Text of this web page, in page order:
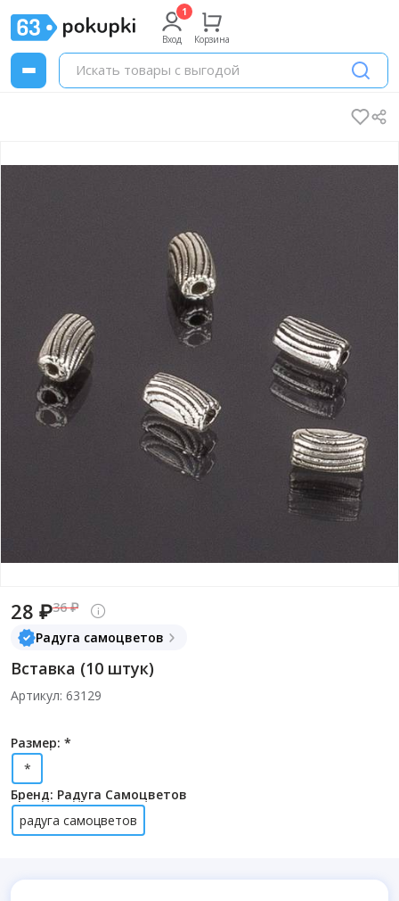
Вход Корзина
28 ₽36 ₽
Радуга самоцветов
Вставка (10 штук)
Артикул: 63129
Размер: *
*
Бренд: Радуга Самоцветов
радуга самоцветов